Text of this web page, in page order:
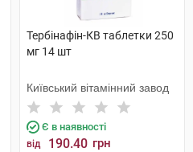
Тербінафін-КВ таблетки 250
мг 14 шт
Київський вітамінний завод
Є в наявності
від 190.40 грн